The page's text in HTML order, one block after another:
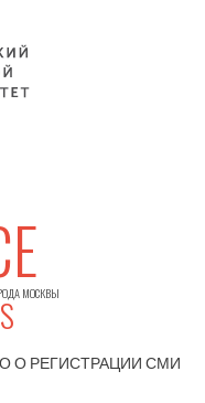
МОСКВЫ
О РЕГИСТРАЦИИСМИ